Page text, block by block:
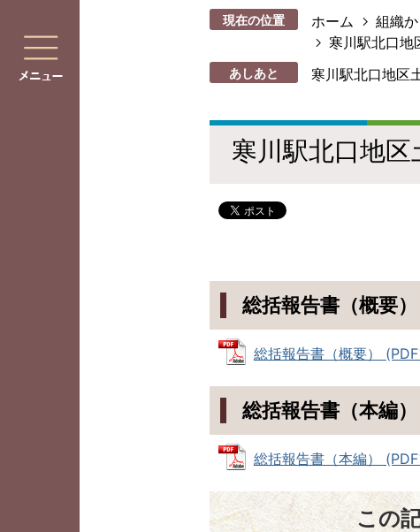
現在の位置 ホーム 組織
寒川駅北口地
あしあと 寒川駅北口地区
寒川駅北口地
総括報告書（概要）
総括報告書（概要）
総括報告書（本編）
総括報告書（本編）
この